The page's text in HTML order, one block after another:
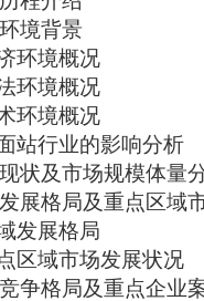
境背景
环境概况
环境概况
环境概况
站行业的影响分析
状及市场规模体量
展格局及重点区域
发展格局
区域市场发展状况
争格局及重点企业